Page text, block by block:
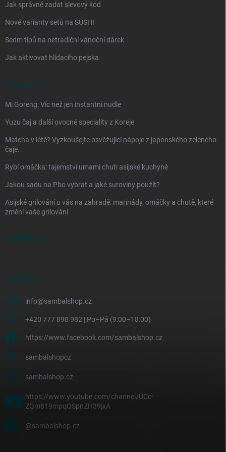
Jak správně zadat slevový kód
Nové varianty setů na SUSHI
Sedm tipů na netradiční vánoční dárek
Jak aktivovat hlídacího pejska
ASIA BLOG
Mi Goreng: Víc než jen instantní nudle
Yuzu čaj a další ovocné speciality z Koreje
Matcha v létě? Vyzkoušejte osvěžující nápoje z japonského zeleného
čaje.
Rybí omáčka: tajemství umami chuti asijské kuchyně
Jakou sadu na Pho vybrat a jaké suroviny použít?
Asijské grilování u vás na zahradě: marinády, omáčky a chutě, které
změní vaše grilování
FACEBOOK
KONTAKT
info@sambalshop.cz
+420 777 898 982 | Po–Pá (9:00–18:00)
https://www.facebook.com/sambalshop.cz
sambalshopcz
sambalshop.cz
https://www.youtube.com/channel/UCc-
ZQm819mpqQSpnZH39jxA
@sambalshop.cz